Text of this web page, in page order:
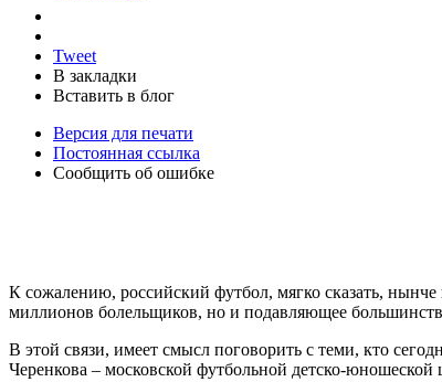
Tweet
В закладки
Вставить в блог
Версия для печати
Постоянная ссылка
Сообщить об ошибке
К сожалению, российский футбол, мягко сказать,
миллионов болельщиков, но и подавляющее
В этой связи, имеет смысл поговорить с теми, кто
Черенкова – московской футбольной детско-